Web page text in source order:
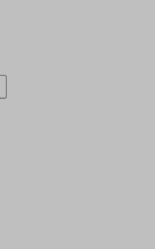
verfügbar.)
nicht verfügbar.)
ist zurzeit nicht verfügbar.)
Option ist zurzeit nicht
nicht verfügbar.)
nicht verfügbar.)
zurzeit nicht verfügbar.)
Option ist zurzeit nicht